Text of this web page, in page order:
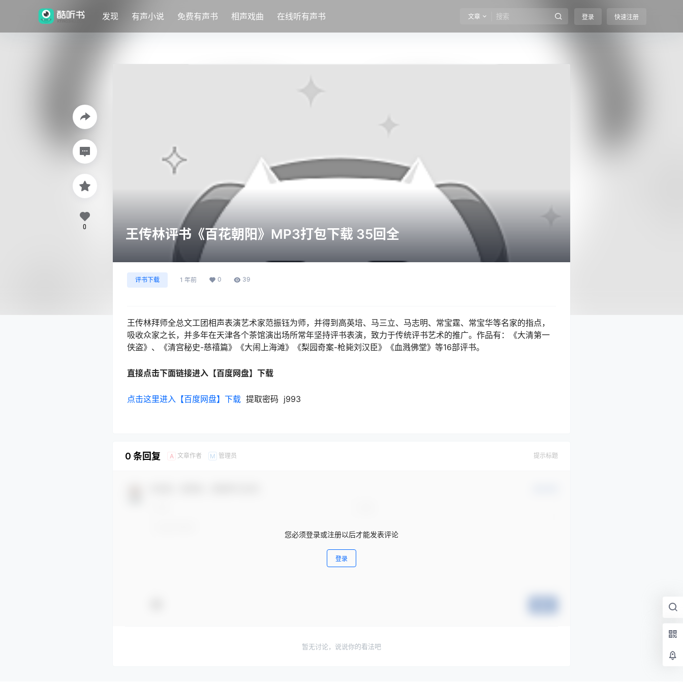
发现 有声小说 免费有声书 相声戏曲 在线听有声书 文章 登录 快速注册
王传林评书《百花朝阳》MP3打包下载 35回全
评书下载 1 年前 0 39
王传林拜师全总文工团相声表演艺术家范振钰为师，并得到高英培、马三立、马志明、常宝霆、常宝华等名家的指点，
吸收众家之长，并多年在天津各个茶馆演出场所常年坚持评书表演，致力于传统评书艺术的推广。作品有：《大清第一
侠盗》、《清宫秘史-慈禧篇》《大闹上海滩》《梨园奇案-枪毙刘汉臣》《血溅佛堂》等16部评书。
直接点击下面链接进入【百度网盘】下载
点击这里进入【百度网盘】下载 提取密码 j993
0
0 条回复 A 文章作者 M 管理员 提示标题
您必须登录或注册以后才能发表评论
登录
暂无讨论，说说你的看法吧